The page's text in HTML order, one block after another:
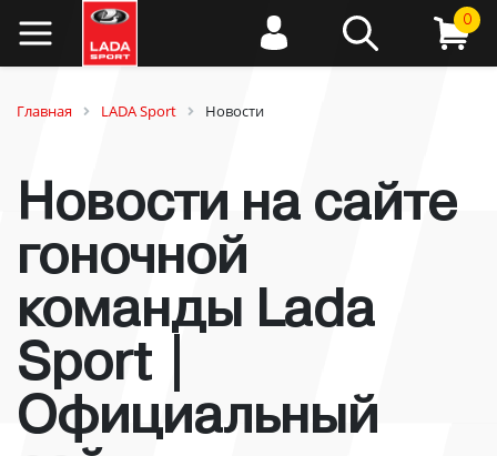
0
Главная LADA Sport Новости
Новости на сайте
гоночной
команды Lada
Sport |
Официальный